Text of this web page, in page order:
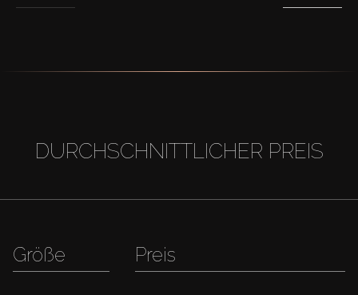
DURCHSCHNITTLICHER PREIS
Größe Preis